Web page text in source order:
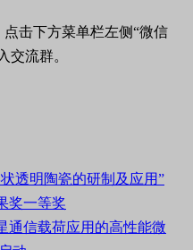
击下方菜单栏左侧“微信
交流群。
透明陶瓷的研制及应用”
奖一等奖
通信载荷应用的高性能微